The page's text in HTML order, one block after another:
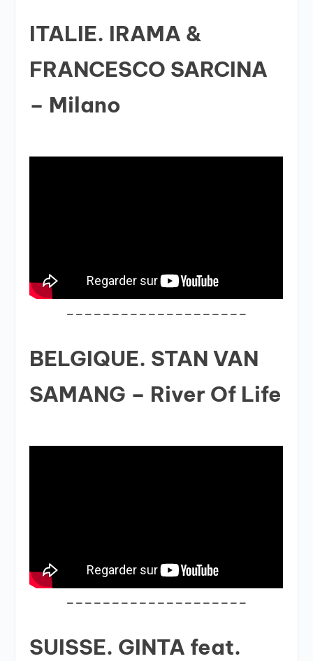
ITALIE. IRAMA &
FRANCESCO SARCINA
– Milano
____________________
BELGIQUE. STAN VAN
SAMANG – River Of Life
____________________
SUISSE. GINTA feat.